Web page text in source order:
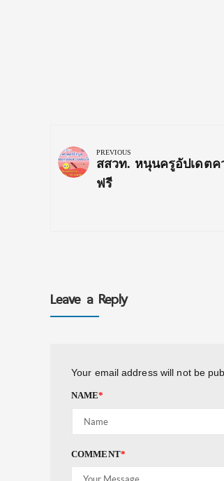
navigation
PREVIOUS
Previous
Post:
สสวท. หนุนครูอัปเดตค
ฟรี
Leave a Reply
Your email address will not be
NAME*
COMMENT*